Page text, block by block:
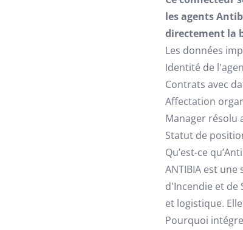
les agents
directement la
Les données
Identité de
Contrats avec
Affectation
Manager résolu
Statut de
Qu’est-ce
ANTIBIA est
d'Incendie et de
et logistique.
Pourquoi